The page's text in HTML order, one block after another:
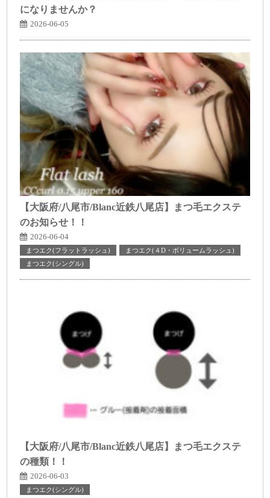
になりませんか？
2026-06-05
【大阪府/八尾市/Blanc近鉄八尾店】まつ毛エクステ
のお知らせ！！
2026-06-04
まつエク(フラットラッシュ)
まつエク(４D・ボリュームラッシュ)
まつエク(シングル)
【大阪府/八尾市/Blanc近鉄八尾店】まつ毛エクステ
の種類！！
2026-06-03
まつエク(シングル)